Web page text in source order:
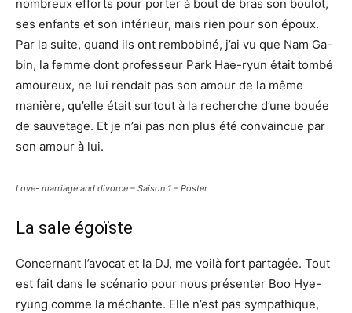
nombreux efforts pour porter à bout de bras son boulot,
ses enfants et son intérieur, mais rien pour son époux.
Par la suite, quand ils ont rembobiné, j’ai vu que Nam Ga-
bin, la femme dont professeur Park Hae-ryun était tombé
amoureux, ne lui rendait pas son amour de la même
manière, qu’elle était surtout à la recherche d’une bouée
de sauvetage. Et je n’ai pas non plus été convaincue par
son amour à lui.
Love- marriage and divorce – Saison 1 – Poster
La sale égoïste
Concernant l’avocat et la DJ, me voilà fort partagée. Tout
est fait dans le scénario pour nous présenter Boo Hye-
ryung comme la méchante. Elle n’est pas sympathique,